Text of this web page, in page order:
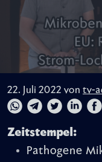
22. Juli 2022 von tv-
Zeitstempel:
Pathogene